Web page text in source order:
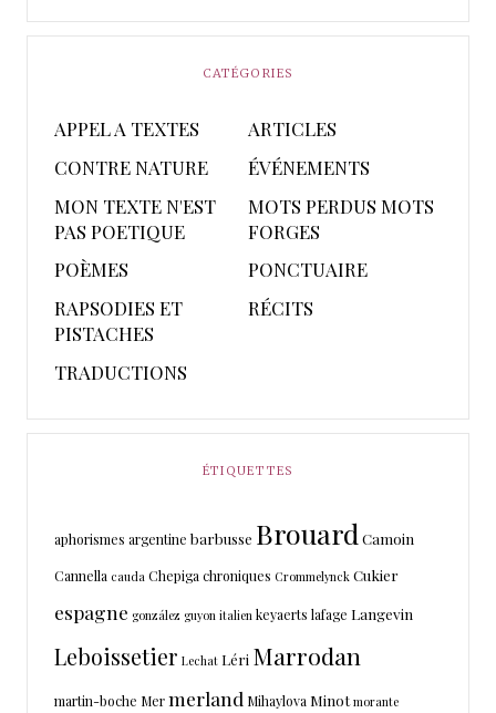
CATÉGORIES
APPEL A TEXTES
ARTICLES
CONTRE NATURE
ÉVÉNEMENTS
MON TEXTE N'EST
PAS POETIQUE
MOTS PERDUS MOTS
FORGES
POÈMES
PONCTUAIRE
RAPSODIES ET
PISTACHES
RÉCITS
TRADUCTIONS
ÉTIQUETTES
aphorismes argentine barbusse Brouard Camoin
Cannella cauda Chepigachroniques Crommelynck Cukier
espagne gonzález guyon italien keyaerts lafage Langevin
Leboissetier Lechat Léri Marrodan
martin-boche Mermerland Mihaylova Minot morante